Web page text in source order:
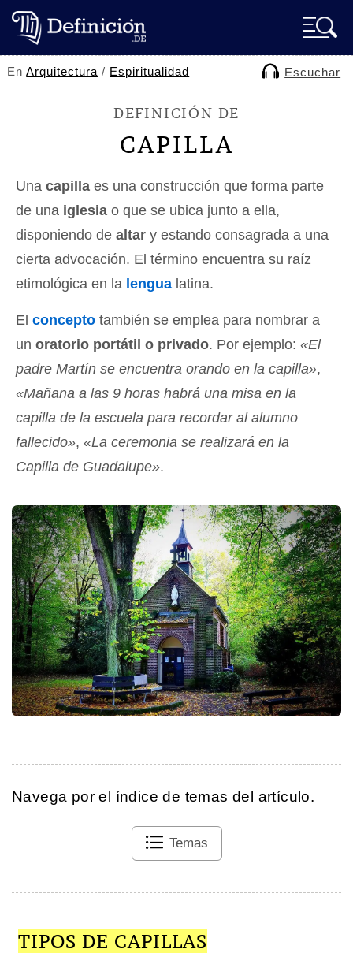
EnArquitectura / Espiritualidad Escuchar
DEFINICIÓN DE
CAPILLA
Una capilla es una construcción que forma parte
de una iglesia o que se ubica junto a ella,
disponiendo de altar y estando consagrada a una
cierta advocación. El término encuentra su raíz
etimológica en la lengua latina.
El concepto también se emplea para nombrar a
un oratorio portátil o privado. Por ejemplo: «El
padre Martín se encuentra orando en la capilla»,
«Mañana a las 9 horas habrá una misa en la
capilla de la escuela para recordar al alumno
fallecido», «La ceremonia se realizará en la
Capilla de Guadalupe».
Navega por el índice de temas del artículo.
Temas
TIPOS DE CAPILLAS